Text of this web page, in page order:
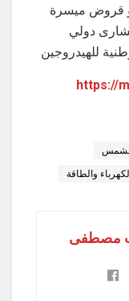
قروض ميسرة
دولي
للهيدروجين
https://
والطاقة
مصطفى